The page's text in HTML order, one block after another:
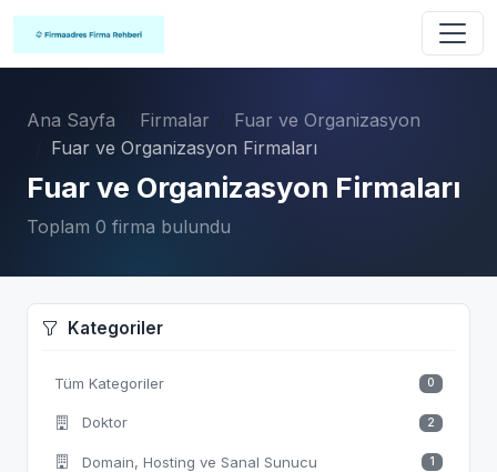
Ana Sayfa Firmalar
Fuar ve Organizasyon
Fuar ve Organizasyon Firmaları
Fuar ve Organizasyon Firmaları
Toplam 0 firma bulundu
Kategoriler
Tüm Kategoriler 0
Doktor 2
Domain, Hosting ve Sanal Sunucu 1